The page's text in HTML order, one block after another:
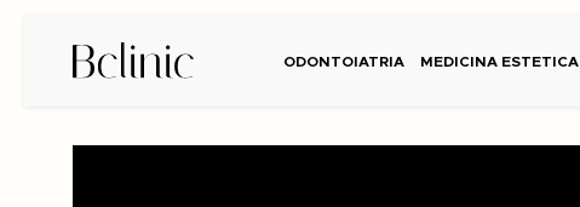
ODONTOIATRIA MEDICINA ESTETICA